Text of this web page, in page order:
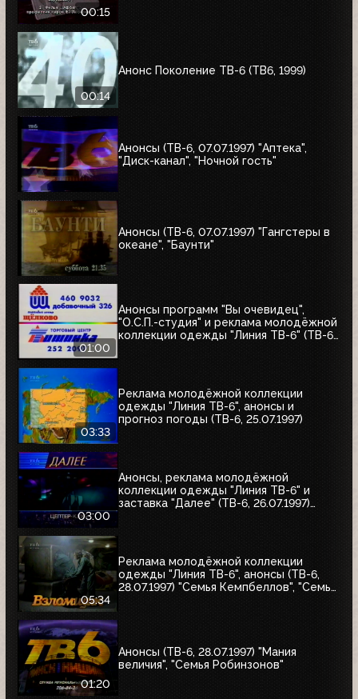
00:15
00:14
Анонс Поколение ТВ-6 (ТВ6, 1999)
Анонсы (ТВ-6, 07.07.1997) "Аптека",
"Диск-канал", "Ночной гость"
Анонсы (ТВ-6, 07.07.1997) "Гангстеры в
океане", "Баунти"
01:00
Анонсы программ "Вы очевидец",
"О.С.П.-студия" и реклама молодёжной
коллекции одежды "Линия ТВ-6" (ТВ-6,
03:33
Реклама молодёжной коллекции
одежды "Линия ТВ-6", анонсы и
прогноз погоды (ТВ-6, 25.07.1997)
03:00
Анонсы, реклама молодёжной
коллекции одежды "Линия ТВ-6" и
заставка "Далее" (ТВ-6, 26.07.1997)
05:34
Реклама молодёжной коллекции
одежды "Линия ТВ-6", анонсы (ТВ-6,
28.07.1997) "Семья Кемпбеллов", "Семья
01:20
Анонсы (ТВ-6, 28.07.1997) "Мания
величия", "Семья Робинзонов"